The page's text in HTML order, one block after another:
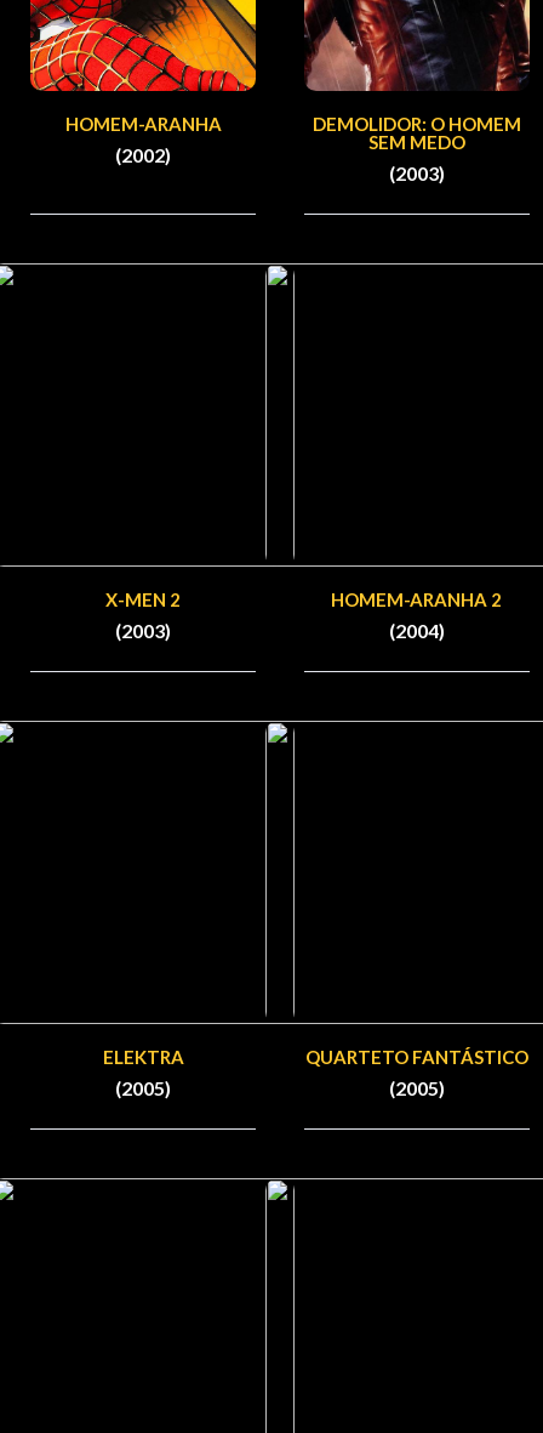
HOMEM-ARANHA
(2002)
DEMOLIDOR: O HOMEM
SEM MEDO
(2003)
X-MEN 2
(2003)
HOMEM-ARANHA 2
(2004)
ELEKTRA
(2005)
QUARTETO FANTÁSTICO
(2005)